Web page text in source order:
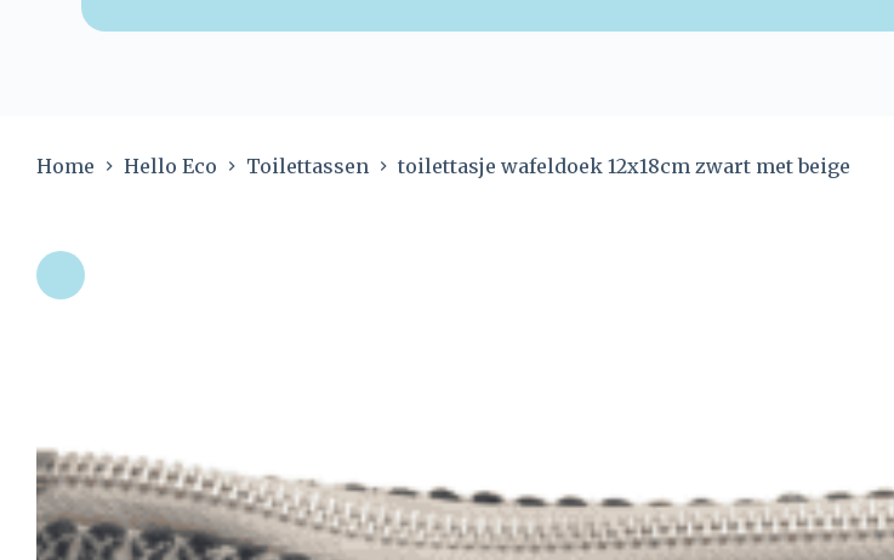
Home Hello Eco Toilettassen toilettasje wafeldoek 12x18cm zwart met beige